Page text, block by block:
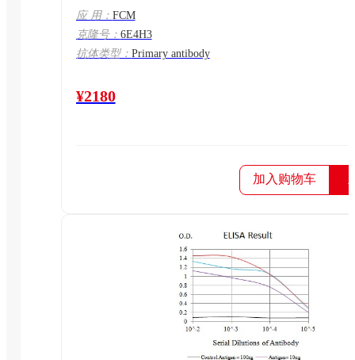
应 用： FCM
克隆号： 6E4H3
抗体类型： Primary antibody
¥2180
加入购物车